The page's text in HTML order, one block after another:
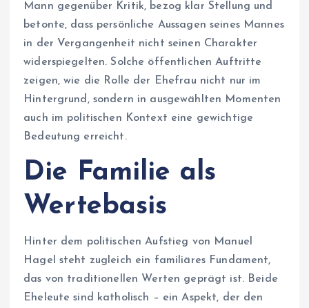
Mann gegenüber Kritik, bezog klar Stellung und
betonte, dass persönliche Aussagen seines Mannes
in der Vergangenheit nicht seinen Charakter
widerspiegelten. Solche öffentlichen Auftritte
zeigen, wie die Rolle der Ehefrau nicht nur im
Hintergrund, sondern in ausgewählten Momenten
auch im politischen Kontext eine gewichtige
Bedeutung erreicht.
Die Familie als
Wertebasis
Hinter dem politischen Aufstieg von Manuel
Hagel steht zugleich ein familiäres Fundament,
das von traditionellen Werten geprägt ist. Beide
Eheleute sind katholisch – ein Aspekt, der den